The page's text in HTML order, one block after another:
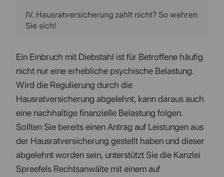
IV. Hausratversicherung zahlt nicht? So wehren
Sie sich!
Ein Einbruch mit Diebstahl ist für Betroffene häufig
nicht nur eine erhebliche psychische Belastung.
Wird die Regulierung durch die
Hausratversicherung abgelehnt, kann daraus auch
eine nachhaltige finanzielle Belastung folgen.
Sollten Sie bereits einen Antrag auf Leistungen aus
der Hausratversicherung gestellt haben und dieser
abgelehnt worden sein, unterstützt Sie die Kanzlei
Spreefels Rechtsanwälte mit einem auf